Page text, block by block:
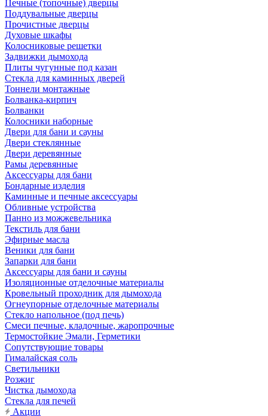
Печные (топочные) дверцы
Поддувальные дверцы
Прочистные дверцы
Духовые шкафы
Колосниковые решетки
Задвижки дымохода
Плиты чугунные под казан
Стекла для каминных дверей
Тоннели монтажные
Болванка-кирпич
Болванки
Колосники наборные
Двери для бани и сауны
Двери стеклянные
Двери деревянные
Рамы деревянные
Аксессуары для бани
Бондарные изделия
Каминные и печные аксессуары
Обливные устройства
Панно из можжевельника
Текстиль для бани
Эфирные масла
Веники для бани
Запарки для бани
Аксессуары для бани и сауны
Изоляционные отделочные материалы
Кровельный проходник для дымохода
Огнеупорные отделочные материалы
Стекло напольное (под печь)
Смеси печные, кладочные, жаропрочные
Термостойкие Эмали, Герметики
Сопутствующие товары
Гималайская соль
Светильники
Розжиг
Чистка дымохода
Стекла для печей
Акции